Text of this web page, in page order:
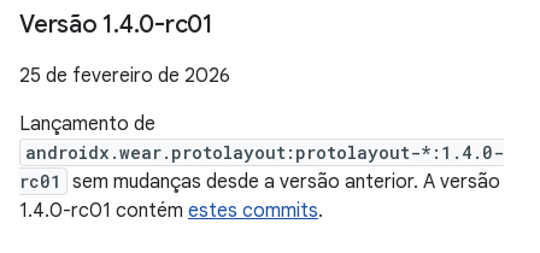
Versão 1.4.0-rc01
25 de fevereiro de 2026
Lançamento de
androidx.wear.protolayout:protolayout-*:1.4.0-
rc01
sem mudanças desde a versão anterior. A versão
1.4.0-rc01 contém estes commits.